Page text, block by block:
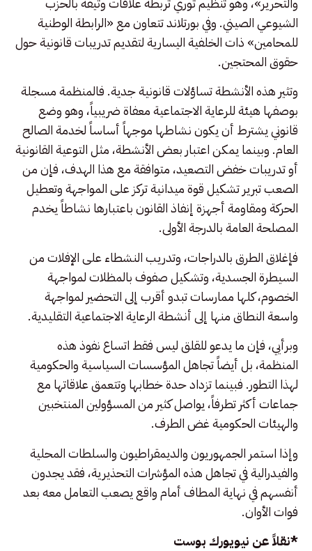
الشيوعي الصيني. وفي بورتلاند تتعاون مع «الرابطة الوطنية
للمحامين» ذات الخلفية اليسارية لتقديم تدريبات قانونية حول
حقوق المحتجين.
وتثير هذه الأنشطة تساؤلات قانونية جدية. فالمنظمة مسجلة
بوصفها هيئة للرعاية الاجتماعية معفاة ضريبياً، وهو وضع
قانوني يشترط أن يكون نشاطها موجهاً أساساً لخدمة الصالح
العام. وبينما يمكن اعتبار بعض الأنشطة، مثل التوعية القانونية
أو تدريبات خفض التصعيد، متوافقة مع هذا الهدف، فإن من
الصعب تبرير تشكيل قوة ميدانية تركز على المواجهة وتعطيل
الحركة ومقاومة أجهزة إنفاذ القانون باعتبارها نشاطاً يخدم
المصلحة العامة بالدرجة الأولى.
فإغلاق الطرق بالدراجات، وتدريب النشطاء على الإفلات من
السيطرة الجسدية، وتشكيل صفوف بالمظلات لمواجهة
الخصوم، كلها ممارسات تبدو أقرب إلى التحضير لمواجهة
واسعة النطاق منها إلى أنشطة الرعاية الاجتماعية التقليدية.
وبرأيي، فإن ما يدعو للقلق ليس فقط اتساع نفوذ هذه
المنظمة، بل أيضاً تجاهل المؤسسات السياسية والحكومية
لهذا التطور. فبينما تزداد حدة خطابها وتتعمق علاقاتها مع
جماعات أكثر تطرفاً، يواصل كثير من المسؤولين المنتخبين
والهيئات الحكومية غض الطرف.
وإذا استمر الجمهوريون والديمقراطيون والسلطات المحلية
والفيدرالية في تجاهل هذه المؤشرات التحذيرية، فقد يجدون
أنفسهم في نهاية المطاف أمام واقع يصعب التعامل معه بعد
فوات الأوان.
*نقلاً عن نيويورك بوست